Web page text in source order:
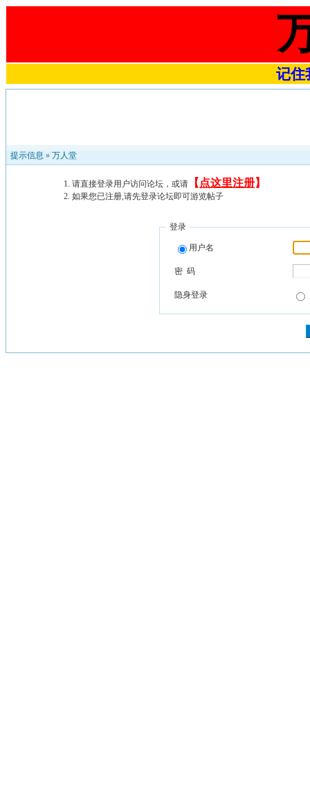
记住
提示信息 » 万人堂
请直接登录用户访问论坛，或请 【 点这里注册】
如果您已注册,请先登录论坛即可游览帖子
登录
用户名
密 码
隐身登录